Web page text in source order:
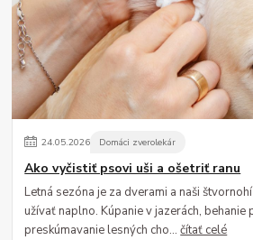
24.05.2026 Domáci zverolekár
Ako vyčistiť psovi uši a ošetriť ranu
Letná sezóna je za dverami a naši
užívať naplno. Kúpanie v jazerách, behanie
preskúmavanie lesných cho...čítať celé